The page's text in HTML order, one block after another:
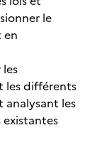
le
les différents
analysant les
existantes